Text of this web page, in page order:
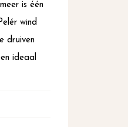
is één
wind
druiven
ideaal